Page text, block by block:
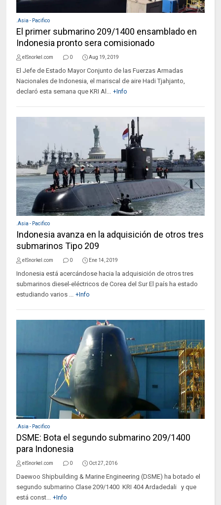
.Asia - Pacifico
El primer submarino 209/1400 ensamblado en
Indonesia pronto sera comisionado
elSnorkel.com 0 Aug 19, 2019
El Jefe de Estado Mayor Conjunto de las Fuerzas Armadas
Nacionales de Indonesia, el mariscal de aire Hadi Tjahjanto,
declaró esta semana que KRI Al... +Info
.Asia - Pacifico
Indonesia avanza en la adquisición de otros tres
submarinos Tipo 209
elSnorkel.com 0 Ene 14, 2019
Indonesia está acercándose hacia la adquisición de otros tres
submarinos diesel-eléctricos de Corea del Sur El país ha estado
estudiando varios ... +Info
.Asia - Pacifico
DSME: Bota el segundo submarino 209/1400
para Indonesia
elSnorkel.com 0 Oct 27, 2016
Daewoo Shipbuilding & Marine Engineering (DSME) ha botado el
segundo submarino Clase 209/1400 KRI 404 Ardadedali y que
está const... +Info